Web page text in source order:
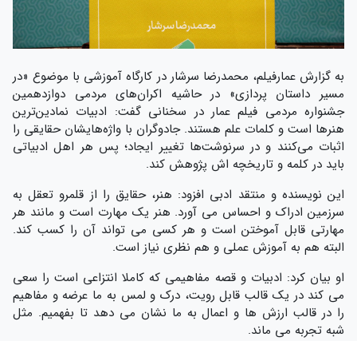
به گزارش عمارفیلم، محمدرضا سرشار در کارگاه آموزشی با موضوع «در
مسیر داستان پردازی» در حاشیه اکران‌های مردمی دوازدهمین
جشنواره مردمی فیلم عمار در سخنانی گفت: ادبیات نمادین‌ترین
هنرها است و کلمات علم هستند. جادوگران با واژه‌هایشان حقایقی را
اثبات می‌کنند و در سرنوشت‌ها تغییر ایجاد؛ پس هر اهل ادبیاتی
باید در کلمه و تاریخچه اش پژوهش کند.
این نویسنده و منتقد ادبی افزود: هنر، حقایق را از قلمرو تعقل به
سرزمین ادراک و احساس می آورد. هنر یک مهارت است و مانند هر
مهارتی قابل آموختن است و هر کسی می تواند آن را کسب کند.
البته هم به آموزش عملی و هم نظری نیاز است.
او بیان کرد: ادبیات و قصه مفاهیمی که کاملا انتزاعی است را سعی
می کند در یک قالب قابل رویت، درک و لمس به ما عرضه و مفاهیم
را در قالب ارزش ها و اعمال به ما نشان می دهد تا بفهمیم. مثل
شبه تجربه می ماند.